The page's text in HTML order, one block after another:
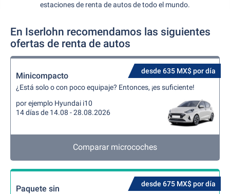
estaciones de renta de autos de todo el mundo.
En Iserlohn recomendamos las siguientes
ofertas de renta de autos
desde 635 MX$ por día
Minicompacto
¿Está solo o con poco equipaje? Entonces, ¡es suficiente!
por ejemplo Hyundai i10
14 días de 14.08 - 28.08.2026
Comparar microcoches
desde 675 MX$ por día
Paquete sin